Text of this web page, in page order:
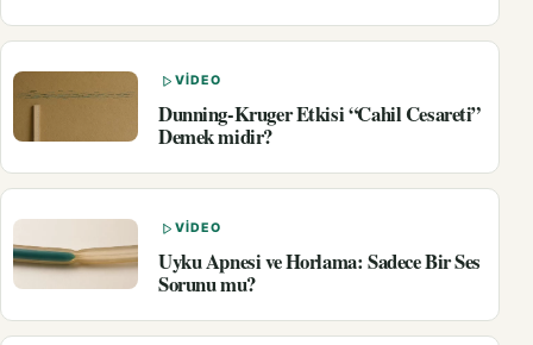
VIDEO
Dunning-Kruger Etkisi “Cahil Cesareti”
Demek midir?
VIDEO
Uyku Apnesi ve Horlama: Sadece Bir Ses
Sorunu mu?